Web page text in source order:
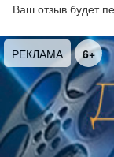
русские
театра,
театра
«Россика».
будут
времен
(отца
тайниках
Ваш отзыв будет
РЕКЛАМА 6+